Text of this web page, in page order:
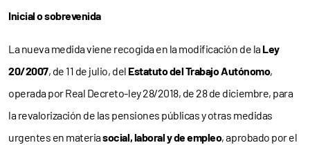
Inicial o sobrevenida
La nueva medida viene recogida en la modificación de laLey
20/2007, de 11 de julio, del Estatuto del Trabajo Autónomo,
operada por Real Decreto-ley 28/2018, de 28 de diciembre, para
la revalorización de las pensiones públicas y otras medidas
urgentes en materiasocial, laboral y de empleo, aprobado por el